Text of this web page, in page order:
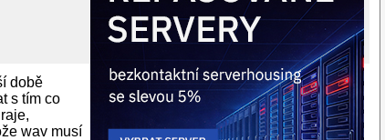
době
s tím co
wav musí